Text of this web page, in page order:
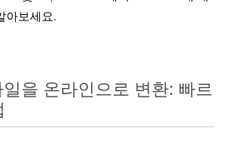
아보세요.
일을 온라인으로 변환: 빠르